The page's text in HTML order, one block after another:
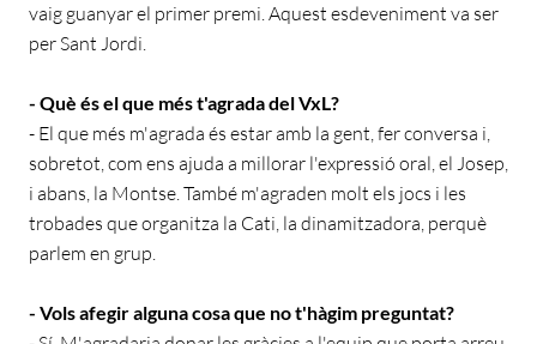
vaig guanyar el primer premi. Aquest esdeveniment va ser
per Sant Jordi.
- Què és el que més t'agrada del VxL?
- El que més m'agrada és estar amb la gent, fer conversa i,
sobretot, com ens ajuda a millorar l'expressió oral, el Josep,
i abans, la Montse. També m'agraden molt els jocs i les
trobades que organitza la Cati, la dinamitzadora, perquè
parlem en grup.
- Vols afegir alguna cosa que no t'hàgim preguntat?